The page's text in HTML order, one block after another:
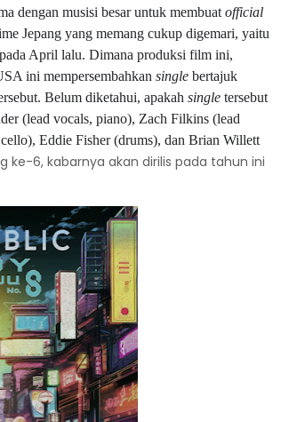
dengan musisi besar untuk membuat official
Jepang yang memang cukup digemari, yaitu
April lalu. Dimana produksi film ini,
ini mempersembahkan single bertajuk
Belum diketahui, apakah single tersebut
(lead vocals, piano), Zach Filkins (lead
Eddie Fisher (drums), dan Brian Willett
ke-6, kabarnya akan dirilis pada tahun ini